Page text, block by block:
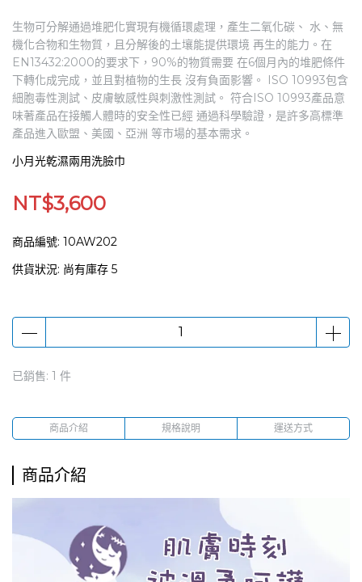
生物可分解通過堆肥化實現有機循環處理，產生二氧化碳、 水、無
機化合物和生物質，且分解後的土壤能提供環境 再生的能力。在
EN13432:2000的要求下，90%的物質需要 在6個月內的堆肥條件
下轉化成完成，並且對植物的生長 沒有負面影響。 ISO 10993包含
細胞毒性測試、皮膚敏感性與刺激性測試。 符合ISO 10993產品意
味著產品在接觸人體時的安全性已經 通過科學驗證，是許多高標準
產品進入歐盟、美國、亞洲 等市場的基本需求。
小月光乾濕兩用洗臉巾
NT$3,600
商品編號: 10AW202
供貨狀況: 尚有庫存 5
已銷售: 1 件
商品介紹 規格說明 運送方式
商品介紹